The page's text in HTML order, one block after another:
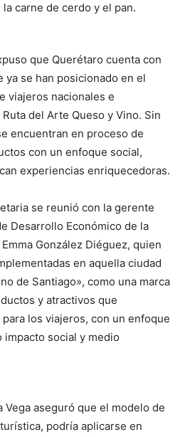
carne de cerdo y el pan.
que Querétaro cuenta con
se han posicionado en el
viajeros nacionales e
del Arte Queso y Vino. Sin
encuentran en proceso de
con un enfoque social,
experiencias enriquecedoras.
se reunió con la gerente
Desarrollo Económico de la
González Diéguez, quien
en aquella ciudad
de Santiago», como una marca
y atractivos que
los viajeros, con un enfoque
social y medio
Vega aseguró que el modelo de
podría aplicarse en